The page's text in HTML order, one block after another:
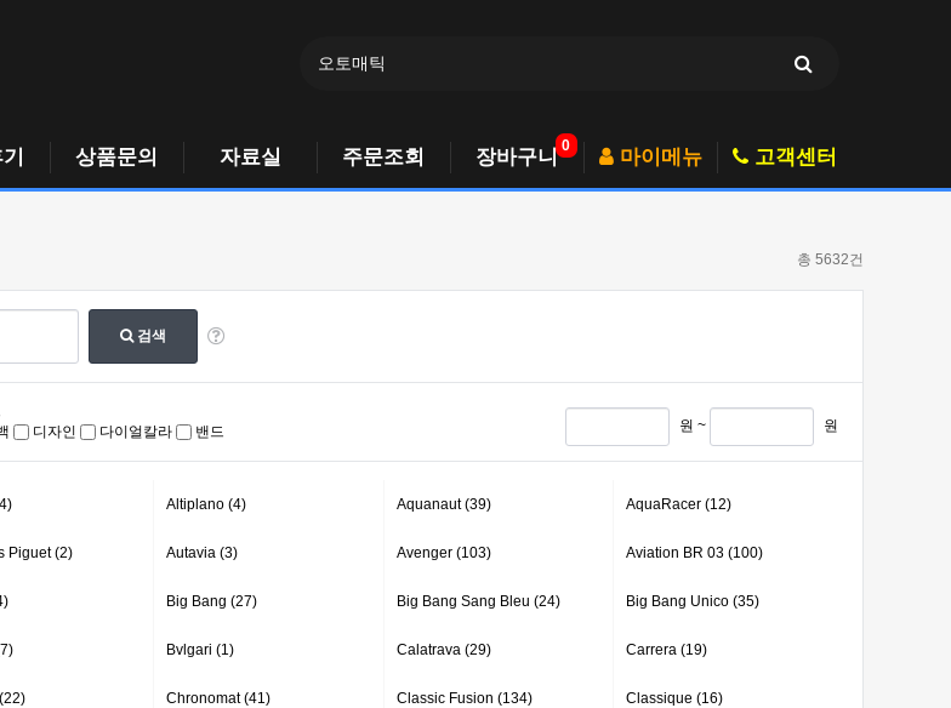
상품문의 자료실 주문조회 0
장바구니 마이메뉴 고객센터
총 5632건
검색
디자인 다이얼칼라 밴드 원 ~ 원
Altiplano (4) Aquanaut (39) AquaRacer (12)
Piguet (2) Autavia (3) Avenger (103) Aviation BR 03 (100)
Big Bang (27) Big Bang Sang Bleu (24) Big Bang Unico (35)
Bvlgari (1) Calatrava (29) Carrera (19)
Chronomat (41) Classic Fusion (134) Classique (16)